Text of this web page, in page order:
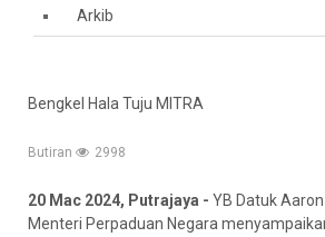
Arkib
Bengkel Hala Tuju MITRA
Butiran 2998
20 Mac 2024, Putrajaya - YB Datuk
Menteri Perpaduan Negara